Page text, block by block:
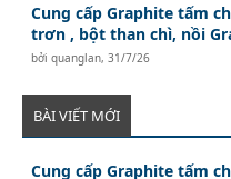
Cung cấp Graphite tấm
trơn , bột than chì, nồi
bởiquanglan,31/7/26
BÀI VIẾT MỚI
Cung cấp Graphite tấm